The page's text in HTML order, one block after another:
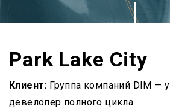
Park Lake City
Клиент: Группа компаний DIM —
девелопер полного цикла